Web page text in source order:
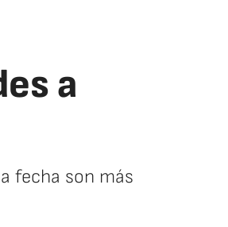
a
fecha son más